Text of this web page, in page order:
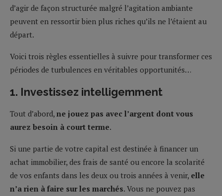
d’agir de façon structurée malgré l’agitation ambiante
peuvent en ressortir bien plus riches qu’ils ne l’étaient au
départ.
Voici trois règles essentielles à suivre pour transformer ces
périodes de turbulences en véritables opportunités…
1. Investissez intelligemment
Tout d’abord, ne jouez pas avec l’argent dont vous
aurez besoin à court terme.
Si une partie de votre capital est destinée à financer un
achat immobilier, des frais de santé ou encore la scolarité
de vos enfants dans les deux ou trois années à venir, elle
n’a rien à faire sur les marchés. Vous ne pouvez pas